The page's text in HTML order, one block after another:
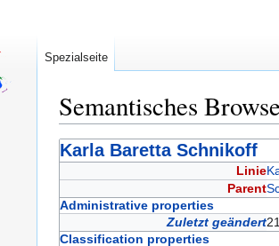
Semantisches
Zur
Navigation
Zur
Suche
Karla Baretta Schnikoff
Linie
Parent
Administrative properties
Zuletzt geändert
Classification properties
Spezialseite